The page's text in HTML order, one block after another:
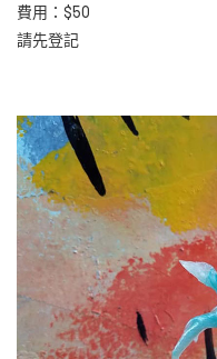
費用：$50
請先登記